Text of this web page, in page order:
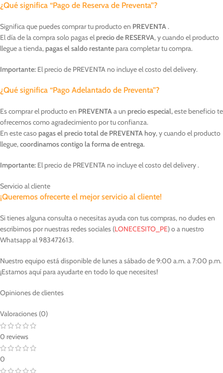
¿Qué significa “Pago de Reserva de Preventa”?
Significa que puedes comprar tu producto en PREVENTA.
El día de la compra solo pagas elprecio de RESERVA, y cuando el producto
llegue a tienda,pagas el saldo restante para completar tu compra.
Importante: El precio de PREVENTA no incluye el costo del delivery.
¿Qué significa “Pago Adelantado de Preventa”?
Es comprar el producto en PREVENTAa un precio especial,este beneficio te
ofrecemos como agradecimiento por tu confianza.
En este casopagas el precio total de PREVENTA hoy, y cuando el producto
llegue,coordinamos contigo la forma de entrega.
Importante: El precio de PREVENTA no incluye el costo del delivery .
Servicio al cliente
¡Queremos ofrecerte el mejor servicio al cliente!
Si tienes alguna consulta o necesitas ayuda con tus compras, no dudes en
escribirnos por nuestras redes sociales (LONECESITO_PE) o a nuestro
Whatsapp al 983472613.
Nuestro equipo está disponible de lunes a sábado de 9:00 a.m. a 7:00 p.m.
¡Estamos aquí para ayudarte en todo lo que necesites!
Opiniones de clientes
Valoraciones (0)
0 reviews
0